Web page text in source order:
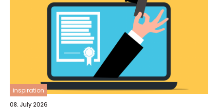
inspiration
08. July 2026